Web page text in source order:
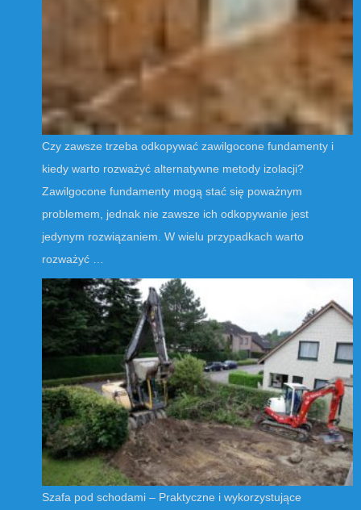
Czy zawsze trzeba odkopywać zawilgocone fundamenty i
kiedy warto rozważyć alternatywne metody izolacji?
Zawilgocone fundamenty mogą stać się poważnym
problemem, jednak nie zawsze ich odkopywanie jest
jedynym rozwiązaniem. W wielu przypadkach warto
rozważyć …
Szafa pod schodami – Praktyczne i wykorzystujące